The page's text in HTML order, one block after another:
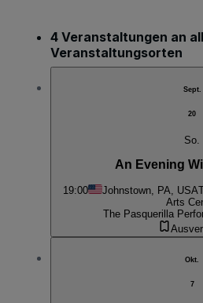
4 Veranstaltungen an
Veranstaltungsorten
Sept.
20
So.
An Evening
19:00 Johnstown, PA, USA
Arts
The Pasquerilla
Okt.
7